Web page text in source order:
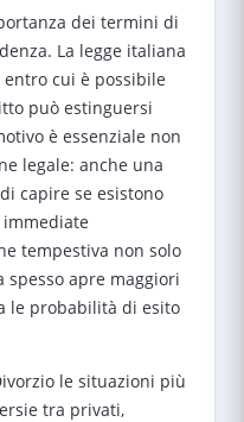
dei termini di
La legge italiana
cui è possibile
può estinguersi
è essenziale non
legale: anche una
capire se esistono
tempestiva non solo
apre maggiori
le probabilità di esito
le situazioni più
tra privati,